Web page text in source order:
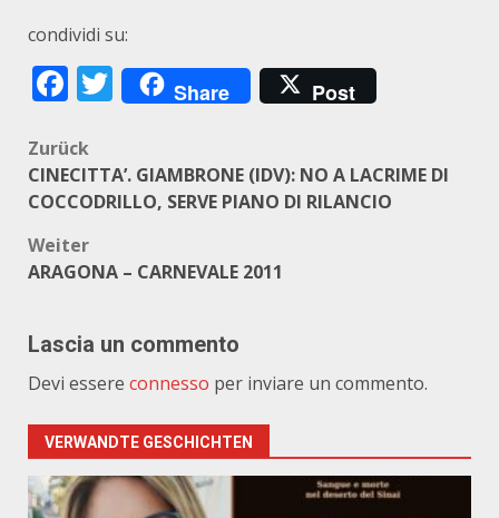
condividi su:
Facebook
Twitter
Share Post
Beitragsnavigation
Zurück
CINECITTA’. GIAMBRONE (IDV): NO A LACRIME DI
COCCODRILLO, SERVE PIANO DI RILANCIO
Weiter
ARAGONA – CARNEVALE 2011
Lascia un commento
Devi essere connesso per inviare un commento.
VERWANDTE GESCHICHTEN